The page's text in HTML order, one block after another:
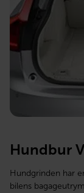
Hundbur
Hundgrinden har
bilens